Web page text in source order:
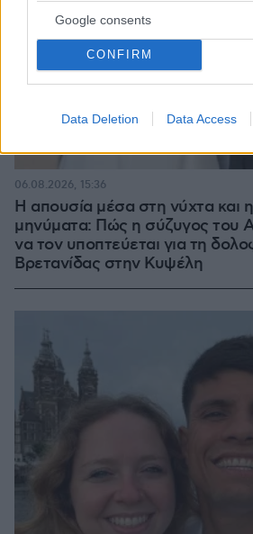
Google consents
CONFIRM
Data Deletion Data Access
Η απουσία μέσα στη νύχτα και
μηνύματα: Πώς η σύζυγος του
να τον υποπτεύεται για τη
Βρετανίδας στην Κυψέλη
06.08.2026, 15:36